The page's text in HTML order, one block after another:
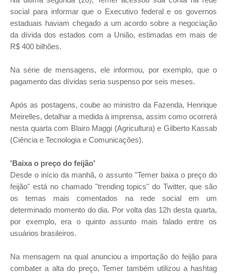
social para informar que o Executivo federal e os governos
estaduais haviam chegado a um acordo sobre a negociação
da dívida dos estados com a União, estimadas em mais de
R$ 400 bilhões.
Na série de mensagens, ele informou, por exemplo, que o
pagamento das dívidas seria suspenso por seis meses.
Após as postagens, coube ao ministro da Fazenda, Henrique
Meirelles, detalhar a medida à imprensa, assim como ocorrerá
nesta quarta com Blairo Maggi (Agricultura) e Gilberto Kassab
(Ciência e Tecnologia e Comunicações).
'Baixa o preço do feijão'
Desde o início da manhã, o assunto "Temer baixa o preço do
feijão" está no chamado "trending topics" do Twitter, que são
os temas mais comentados na rede social em um
determinado momento do dia. Por volta das 12h desta quarta,
por exemplo, era o quinto assunto mais falado entre os
usuários brasileiros.
Na mensagem na qual anunciou a importação do feijão para
combater a alta do preço, Temer também utilizou a hashtag